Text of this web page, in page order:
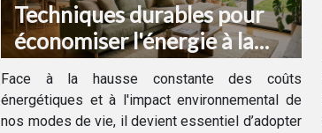
Techniques durables pour
économiser l'énergie à la
maison
Face à la hausse constante des coûts
énergétiques et à l'impact environnemental de
nos modes de vie, il devient essentiel d’adopter